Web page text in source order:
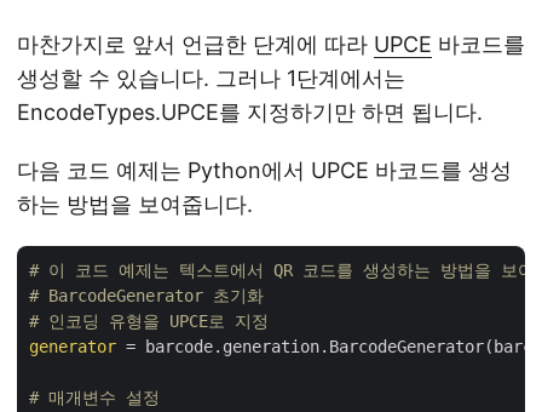
마찬가지로 앞서 언급한 단계에 따라 UPCE 바코드를
생성할 수 있습니다. 그러나 1단계에서는
EncodeTypes.UPCE를 지정하기만 하면 됩니다.
다음 코드 예제는 Python에서 UPCE 바코드를 생성
하는 방법을 보여줍니다.
# 이 코드 예제는 텍스트에서 QR 코드를 생성하는 방법을 보여
# BarcodeGenerator 초기화
# 인코딩 유형을 UPCE로 지정
generator =
# 매개변수 설정